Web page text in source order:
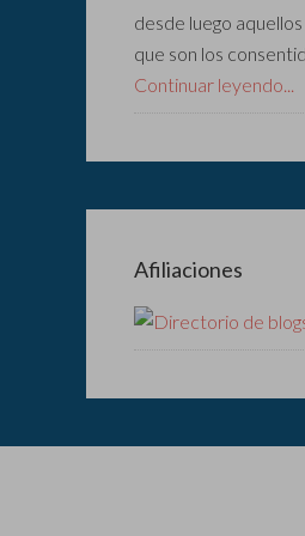
desde luego
que son los
Continuar leyendo...
Afiliaciones